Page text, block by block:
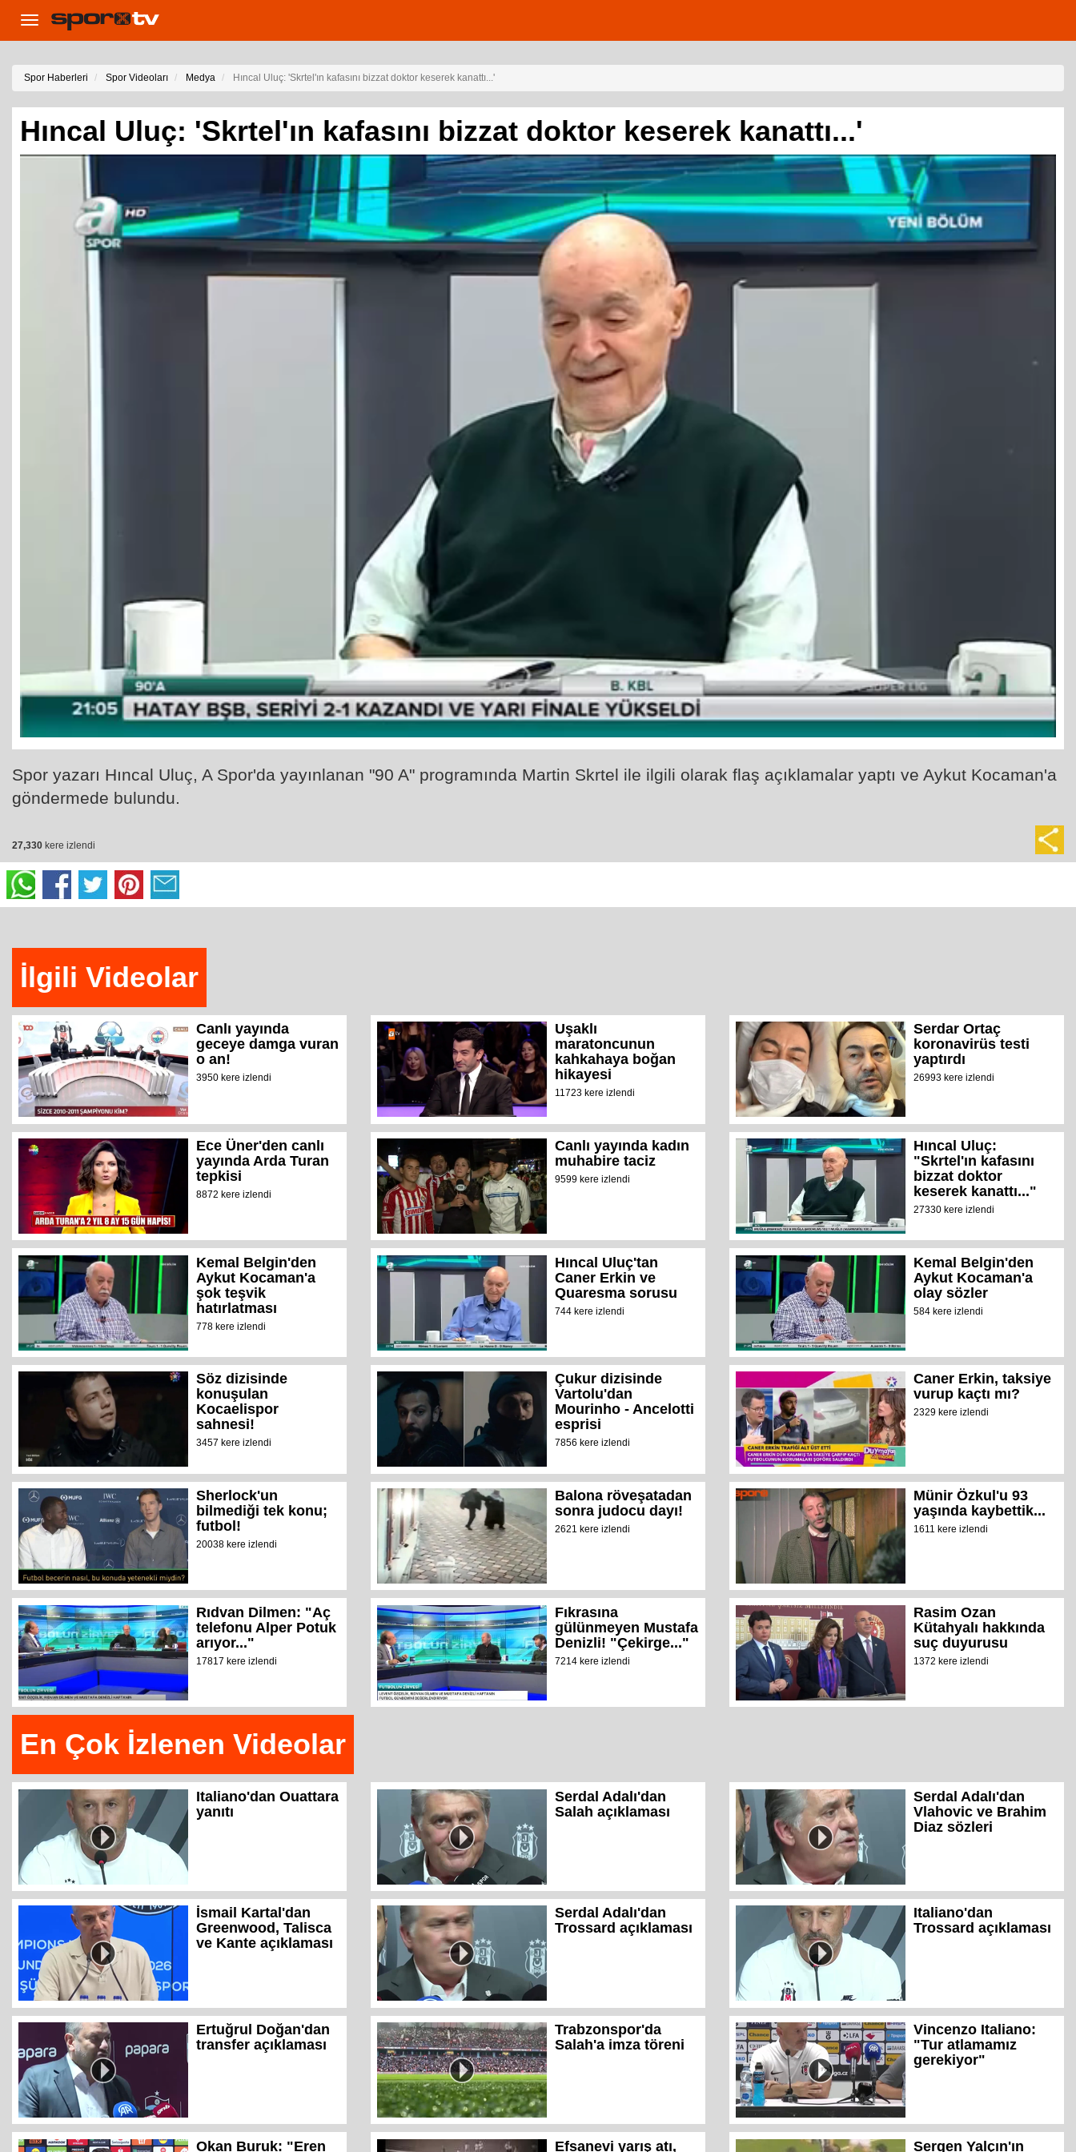
Toggle
navigation
Spor Haberleri Spor Videoları Medya Hıncal Uluç: 'Skrtel'ın kafasını bizzat doktor keserek kanattı...'
Hıncal Uluç: 'Skrtel'ın kafasını bizzat doktor keserek kanattı...'
Spor yazarı Hıncal Uluç, A Spor'da yayınlanan "90 A" programında Martin Skrtel ile ilgili olarak flaş açıklamalar yaptı ve Aykut Kocaman'a
göndermede bulundu.
27,330 kere izlendi
İlgili Videolar
Canlı yayında
geceye damga vuran
o an!
3950 kere izlendi
Uşaklı
maratoncunun
kahkahaya boğan
hikayesi
11723 kere izlendi
Serdar Ortaç
koronavirüs testi
yaptırdı
26993 kere izlendi
Ece Üner'den canlı
yayında Arda Turan
tepkisi
8872 kere izlendi
Canlı yayında kadın
muhabire taciz
9599 kere izlendi
Hıncal Uluç:
"Skrtel'ın kafasını
bizzat doktor
keserek kanattı..."
27330 kere izlendi
Kemal Belgin'den
Aykut Kocaman'a
şok teşvik
hatırlatması
778 kere izlendi
Hıncal Uluç'tan
Caner Erkin ve
Quaresma sorusu
744 kere izlendi
Kemal Belgin'den
Aykut Kocaman'a
olay sözler
584 kere izlendi
Söz dizisinde
konuşulan
Kocaelispor
sahnesi!
3457 kere izlendi
Çukur dizisinde
Vartolu'dan
Mourinho - Ancelotti
esprisi
7856 kere izlendi
Caner Erkin, taksiye
vurup kaçtı mı?
2329 kere izlendi
Sherlock'un
bilmediği tek konu;
futbol!
20038 kere izlendi
Balona röveşatadan
sonra judocu dayı!
2621 kere izlendi
Münir Özkul'u 93
yaşında kaybettik...
1611 kere izlendi
Rıdvan Dilmen: "Aç
telefonu Alper Potuk
arıyor..."
17817 kere izlendi
Fıkrasına
gülünmeyen Mustafa
Denizli! "Çekirge..."
7214 kere izlendi
Rasim Ozan
Kütahyalı hakkında
suç duyurusu
1372 kere izlendi
En Çok İzlenen Videolar
Italiano'dan Ouattara
yanıtı
Serdal Adalı'dan
Salah açıklaması
Serdal Adalı'dan
Vlahovic ve Brahim
Diaz sözleri
İsmail Kartal'dan
Greenwood, Talisca
ve Kante açıklaması
Serdal Adalı'dan
Trossard açıklaması
Italiano'dan
Trossard açıklaması
Ertuğrul Doğan'dan
transfer açıklaması
Trabzonspor'da
Salah'a imza töreni
Vincenzo Italiano:
"Tur atlamamız
gerekiyor"
Okan Buruk: "Eren Efsanevi yarış atı, Sergen Yalçın'ın